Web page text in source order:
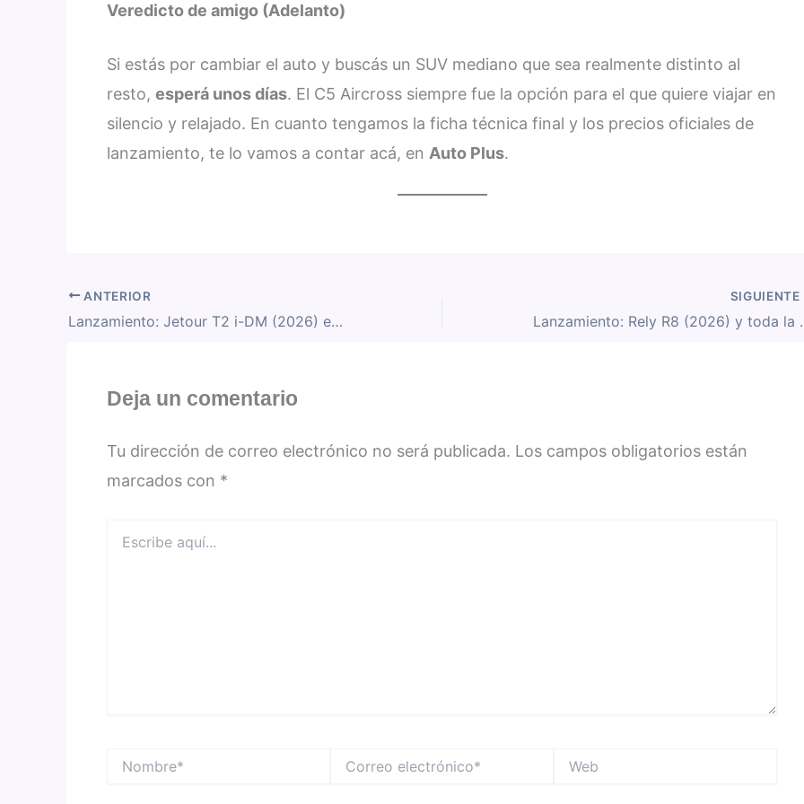
Veredicto de amigo (Adelanto)
Si estás por cambiar el auto y buscás un SUV mediano que sea realmente distinto al
resto, esperá unos días. El C5 Aircross siempre fue la opción para el que quiere viajar en
silencio y relajado. En cuanto tengamos la ficha técnica final y los precios oficiales de
lanzamiento, te lo vamos a contar acá, en Auto Plus.
ANTERIOR
Lanzamiento: Jetour T2 i-DM (2026) en Argentina
SIGUIENTE
Deja un comentario
Tu dirección de correo electrónico no será publicada. Los campos obligatorios están
marcados con *
aquí...
electrónico*